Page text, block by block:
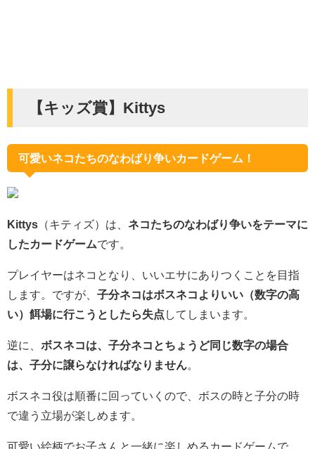
【キッズ賞】Kittys
可愛いネコたちのなわばり争いカードゲーム！
Kittys （キティズ）は、 ネコたちのなわばり争いをテーマに
したカードゲームです。
プレイヤーはネコとなり、いいエサにありつくことを目指
します。ですが、 子分ネコはボスネコよりいい（数字の高
い）餌場に行こうとしたら失点 してしまいます。
逆に、 ボスネコは、子分ネコとちょうど同じ数字の場合
は、子分に譲らなければなりません
ボスネコ役は順番に回っていくので、ボスの時と子分の時
で違う立場が楽しめます。
可愛い絵柄でお子さんと一緒に楽しめるカードゲームで